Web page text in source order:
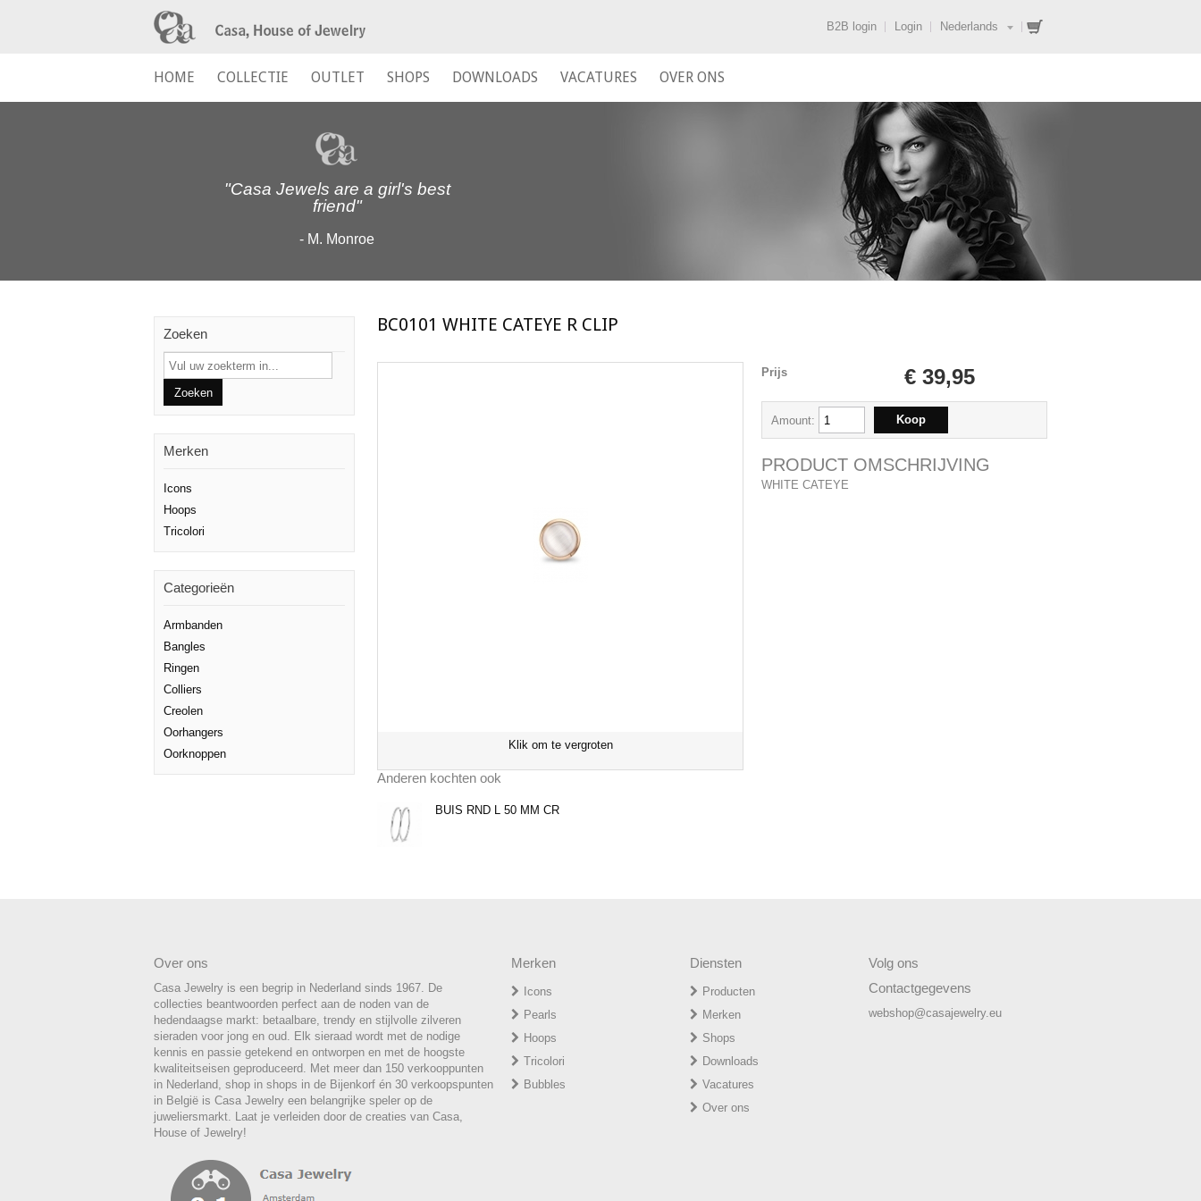
B2B login Login Nederlands
HOME COLLECTIE OUTLET SHOPS DOWNLOADS VACATURES OVER ONS
"Casa Jewels are a girl's best
friend"
- M. Monroe
BC0101 WHITE CATEYE R CLIP
Klik om te vergroten
Prijs € 39,95
Amount:
PRODUCT OMSCHRIJVING
WHITE CATEYE
Anderen kochten ook
BUIS RND L 50 MM CR
Zoeken
Merken
Icons
Hoops
Tricolori
Categorieën
Armbanden
Bangles
Ringen
Colliers
Creolen
Oorhangers
Oorknoppen
Over ons
Casa Jewelry is een begrip in Nederland sinds 1967. De
collecties beantwoorden perfect aan de noden van de
hedendaagse markt: betaalbare, trendy en stijlvolle zilveren
sieraden voor jong en oud. Elk sieraad wordt met de nodige
kennis en passie getekend en ontworpen en met de hoogste
kwaliteitseisen geproduceerd. Met meer dan 150 verkooppunten
in Nederland, shop in shops in de Bijenkorf én 30 verkoopspunten
in België is Casa Jewelry een belangrijke speler op de
juweliersmarkt. Laat je verleiden door de creaties van Casa,
House of Jewelry!
Merken
Icons
Pearls
Hoops
Tricolori
Bubbles
Diensten
Producten
Merken
Shops
Downloads
Vacatures
Over ons
Volg ons
Contactgegevens
webshop@casajewelry.eu